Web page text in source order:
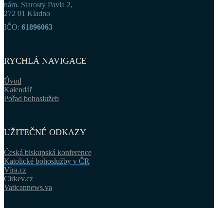
nám. Starosty Pavla 2,
272 01 Kladno
IČO: 61896063
RYCHLÁ NAVIGACE
Úvod
Kalendář
Pořad bohoslužeb
UŽITEČNÉ ODKAZY
Česká biskupská konference
Katolické bohoslužby v ČR
Víra.cz
Cirkev.cz
Vaticannews.va